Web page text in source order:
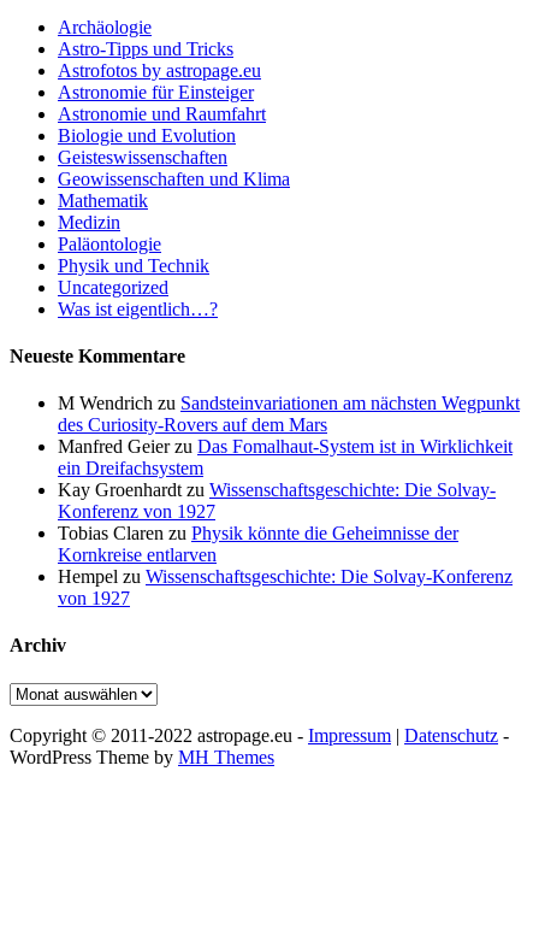
Archäologie
Astro-Tipps und Tricks
Astrofotos by astropage.eu
Astronomie für Einsteiger
Astronomie und Raumfahrt
Biologie und Evolution
Geisteswissenschaften
Geowissenschaften und Klima
Mathematik
Medizin
Paläontologie
Physik und Technik
Uncategorized
Was ist eigentlich…?
Neueste Kommentare
M Wendrich zu Sandsteinvariationen am nächsten Wegpunkt
des Curiosity-Rovers auf dem Mars
Manfred Geierzu Das Fomalhaut-System ist in Wirklichkeit
ein Dreifachsystem
Kay Groenhardt zu Wissenschaftsgeschichte: Die Solvay-
Konferenz von 1927
Tobias Claren zu Physik könnte die Geheimnisse der
Kornkreise entlarven
Hempel zu Wissenschaftsgeschichte: Die Solvay-Konferenz
von 1927
Archiv
Archiv
Copyright © 2011-2022 astropage.eu - Impressum | Datenschutz -
WordPress Theme by MH Themes